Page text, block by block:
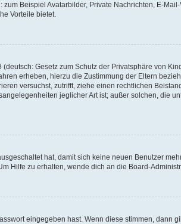
Beispiel Avatarbilder, Private Nachrichten, E-
Vorteile bietet.
Gesetz zum Schutz der Privatsphäre von
erheben, hierzu die Zustimmung der Eltern
versuchst, zutrifft, ziehe einen rechtlichen
jeglicher Art ist; außer solchen, die
hat, damit sich keine neuen Benutzer
Hilfe zu erhalten, wende dich an die Board-
eingegeben hast. Wenn diese stimmen, dann